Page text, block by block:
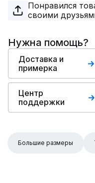
Понравился
своими
Нужна помощь?
Доставка и
примерка
Центр
поддержки
Большие размеры